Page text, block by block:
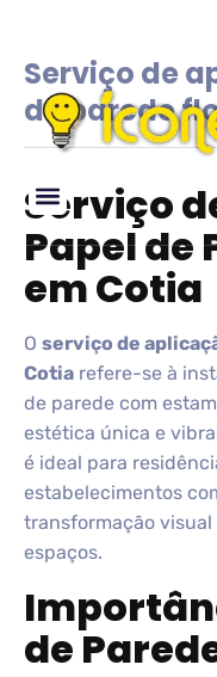
Serviço de
de parede
Serviço
Papel de
em Cotia
O serviço de
Cotia refere-se à
de parede com
estética única e
é ideal para
estabelecimentos
transformação
espaços.
de